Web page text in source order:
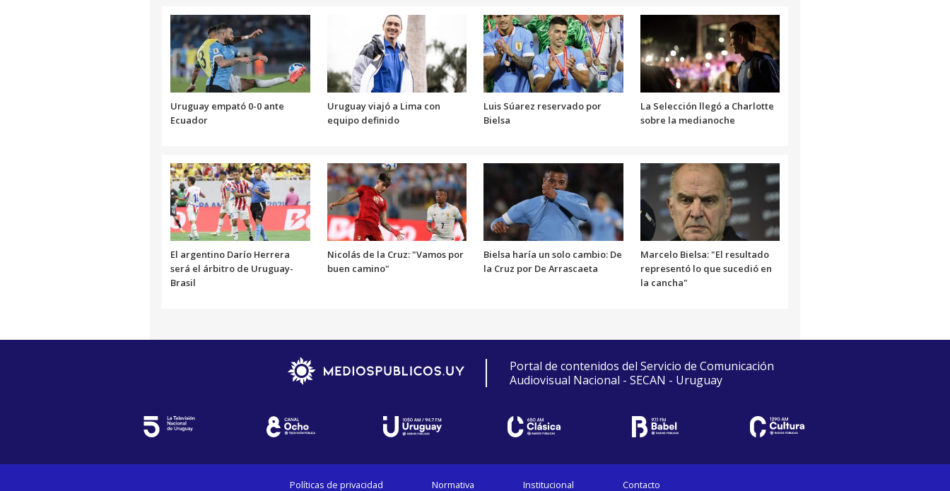
Uruguay empató 0-0 ante
Ecuador
Uruguay viajó a Lima con
equipo definido
Luis Súarez reservado por
Bielsa
La Selección llegó a Charlotte
sobre la medianoche
El argentino Darío Herrera
será el árbitro de Uruguay-
Brasil
Nicolás de la Cruz: "Vamos por
buen camino"
Bielsa haría un solo cambio: De
la Cruz por De Arrascaeta
Marcelo Bielsa: "El resultado
representó lo que sucedió en
la cancha"
Portal de contenidos del Servicio de Comunicación
Audiovisual Nacional - SECAN - Uruguay
Políticas de privacidad Normativa Institucional Contacto